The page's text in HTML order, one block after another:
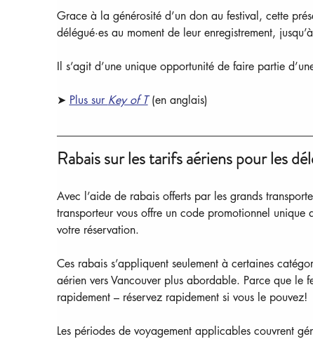
Grace à la générosité d’un don au festival, cette
délégué·es au moment de leur enregistrement,
Il s’agit d’une unique opportunité de faire partie
➤ Plus sur Key of T (en anglais)
Rabais sur les tarifs aériens pour les
Avec l’aide de rabais offerts par les grands
transporteur vous offre un code promotionnel
votre réservation.
Ces rabais s’appliquent seulement à certaines
aérien vers Vancouver plus abordable. Parce que
rapidement – réservez rapidement si vous le pouvez!
Les périodes de voyagement applicables couvrent